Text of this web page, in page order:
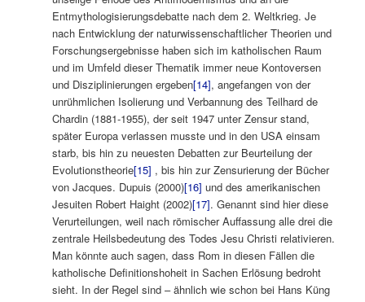
Entmythologisierungsdebatte nach dem 2. Weltkrieg. Je
nach Entwicklung der naturwissenschaftlicher Theorien und
Forschungsergebnisse haben sich im katholischen Raum
und im Umfeld dieser Thematik immer neue Kontoversen
und Disziplinierungen ergeben[14], angefangen von der
unrühmlichen Isolierung und Verbannung des Teilhard de
Chardin (1881-1955), der seit 1947 unter Zensur stand,
später Europa verlassen musste und in den USA einsam
starb, bis hin zu neuesten Debatten zur Beurteilung der
Evolutionstheorie[15] , bis hin zur Zensurierung der Bücher
von Jacques. Dupuis (2000)[16] und des amerikanischen
Jesuiten Robert Haight (2002)[17]. Genannt sind hier diese
Verurteilungen, weil nach römischer Auffassung alle drei die
zentrale Heilsbedeutung des Todes Jesu Christi relativieren.
Man könnte auch sagen, dass Rom in diesen Fällen die
katholische Definitionshoheit in Sachen Erlösung bedroht
sieht. In der Regel sind – ähnlich wie schon bei Hans Küng